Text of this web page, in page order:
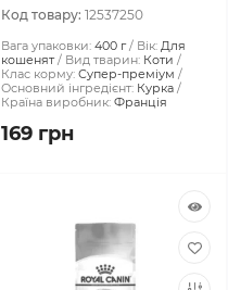
Код товару: 12537250
Вага упаковки: 400 г Вік: Для
кошенят
Вид тварин: Коти
Клас корму: Супер-преміум
Основний інгредієнт: Курка
Країна виробник: Франція
169 грн